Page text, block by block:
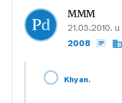
MMM
21.03.2010. u
2008
Khyan,